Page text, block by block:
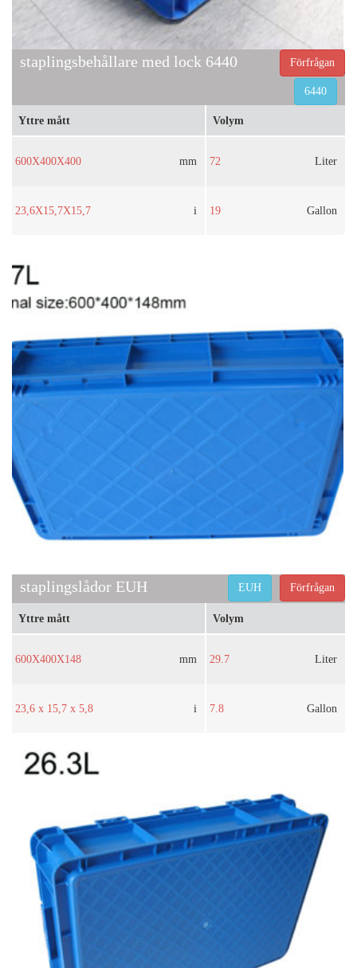
staplingsbehållare med lock 6440 Förfrågan
6440
Yttre mått
600X400X400 mm
23,6X15,7X15,7 i
Volym
72 Liter
19 Gallon
staplingslådor EUH Förfrågan
EUH
Yttre mått
600X400X148 mm
23,6 x 15,7 x 5,8 i
Volym
29.7 Liter
7.8 Gallon